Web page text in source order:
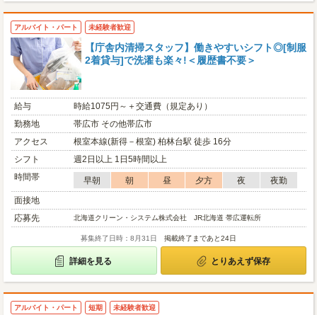
アルバイト・パート 未経験者歓迎
【庁舎内清掃スタッフ】働きやすいシフト◎[制服
2着貸与]で洗濯も楽々!＜履歴書不要＞
給与
時給1075円～＋交通費（規定あり）
勤務地
帯広市 その他帯広市
アクセス
根室本線(新得－根室) 柏林台駅 徒歩 16分
シフト
週2日以上 1日5時間以上
時間帯
早朝 朝 昼 夕方 夜
夜勤
面接地
応募先
北海道クリーン・システム株式会社 JR北海道 帯広運転所
募集終了日時：8月31日 掲載終了まであと24日
詳細を見る とりあえず保存
アルバイト・パート 短期 未経験者歓迎